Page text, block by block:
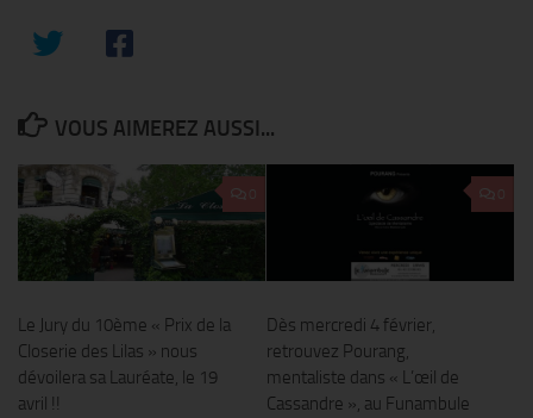
VOUS AIMEREZ AUSSI...
Le Jury du 10ème « Prix de la
Closerie des Lilas » nous
dévoilera sa Lauréate, le 19
avril !!
Dès mercredi 4 février,
retrouvez Pourang,
mentaliste dans « L’œil de
Cassandre », au Funambule